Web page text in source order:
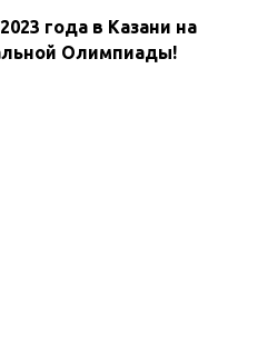
года в Казани на
Олимпиады!